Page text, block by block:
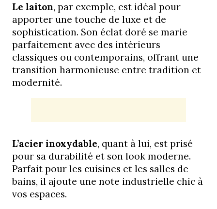
Le laiton, par exemple, est idéal pour
apporter une touche de luxe et de
sophistication. Son éclat doré se marie
parfaitement avec des intérieurs
classiques ou contemporains, offrant une
transition harmonieuse entre tradition et
modernité.
L’acier inoxydable, quant à lui, est prisé
pour sa durabilité et son look moderne.
Parfait pour les cuisines et les salles de
bains, il ajoute une note industrielle chic à
vos espaces.